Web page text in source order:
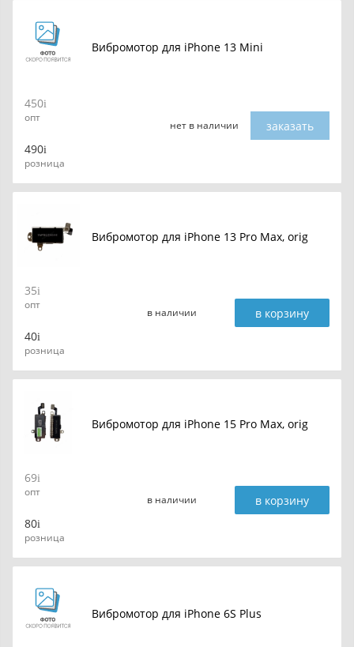
Вибромотор для iPhone 13 Mini
450
опт
490
розница
нет в наличии заказать
Вибромотор для iPhone 13 Pro Max, orig
35
опт
40
розница
в наличии в корзину
Вибромотор для iPhone 15 Pro Max, orig
69
опт
80
розница
в наличии в корзину
Вибромотор для iPhone 6S Plus